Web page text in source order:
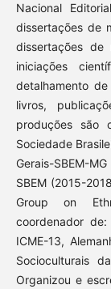
Nacional
dissertações de
dissertações de
iniciações
detalhamento
livros,
produções são
Sociedade
Gerais-SBEM-
SBEM (2015-
Group on
coordenador
ICME-13,
Socioculturais
Organizou e